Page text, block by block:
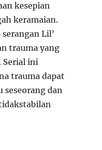
kesepian
keramaian.
serangan Lil’
trauma yang
Serial ini
trauma dapat
seseorang dan